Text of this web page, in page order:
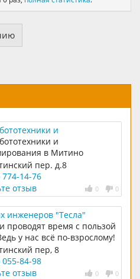
и
для детей
и
в Митино
пер. д.8
774-14-76
0 0
отзыв
инженеров "Тесла"
проводят время с пользой
у нас всё по-взрослому!
пер, 8
055-84-98
0 0
отзыв